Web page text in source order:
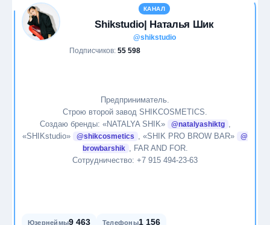
КАНАЛ
Shikstudio| Наталья Шик
@shikstudio
Подписчиков: 55 598
Предприниматель.
Строю второй завод SHIKCOSMETICS.
Создаю бренды: «NATALYA SHIK»
@natalyashiktg
«SHIKstudio»
@shikcosmetics , «SHIK PRO BROW BAR»
@
browbarshik
, FAR AND FOR.
Сотрудничество: +7 915 494-23-63
Юзернеймы9 463 Телефоны1 156